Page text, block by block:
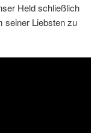
Held schließlich
seiner Liebsten zu